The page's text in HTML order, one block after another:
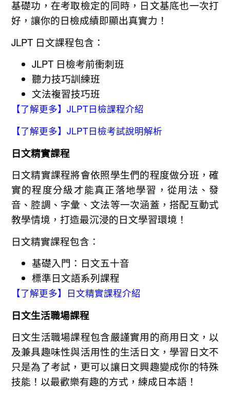
基礎功，在考取檢定的同時，日文基底也一次打
好，讓你的日檢成績即顯出真實力！
JLPT 日文課程包含：
JLPT 日檢考前衝刺班
聽力技巧訓練班
文法複習技巧班
【了解更多】JLPT日檢課程介紹
【了解更多】JLPT日檢考試說明解析
日文精實課程
日文精實課程將會依照學生們的程度做分班，確
實的程度分級才能真正落地學習，從用法、發
音、腔調、字彙、文法等一次涵蓋，搭配互動式
教學情境，打造最沉浸的日文學習環境！
日文精實課程包含：
基礎入門：日文五十音
標準日文語系列課程
【了解更多】日文精實課程介紹
日文生活職場課程
日文生活職場課程包含嚴謹實用的商用日文，以
及兼具趣味性與活用性的生活日文，學習日文不
只是為了考試，更可以讓日文興趣變成你的特殊
技能！以最歡樂有趣的方式，練成日本語！